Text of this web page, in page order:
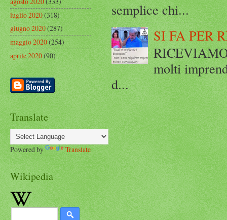
semplice chi...
SI FA PER
molti
d...
luglio 2020(318)
giugno 2020(287)
maggio 2020(254)
aprile 2020(90)
Translate
Powered by Translate
Wikipedia